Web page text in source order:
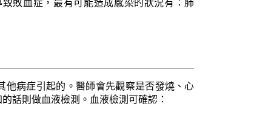
病症引起的。醫師會先觀察是否發燒、心
話則做血液檢測。血液檢測可確認：